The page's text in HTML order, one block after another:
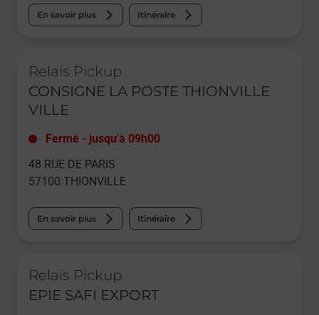
En savoir plus Itinéraire
Relais Pickup
CONSIGNE LA POSTE THIONVILLE
VILLE
Fermé - jusqu'à 09h00
48 RUE DE PARIS
57100 THIONVILLE
En savoir plus Itinéraire
Relais Pickup
EPIE SAFI EXPORT